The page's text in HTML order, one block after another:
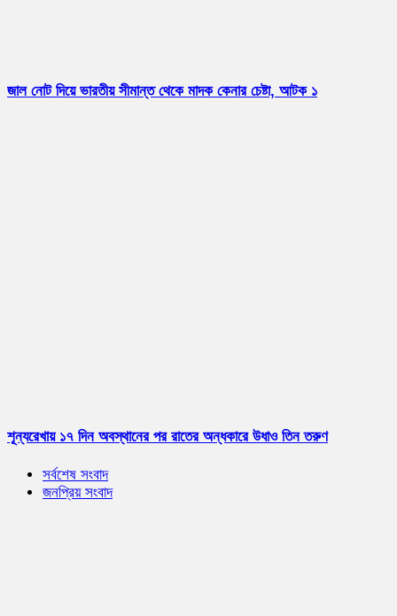
জাল নোট দিয়ে ভারতীয় সীমান্ত থেকে মাদক কেনার চেষ্টা, আটক ১
শূন্যরেখায় ১৭ দিন অবস্থানের পর রাতের অন্ধকারে উধাও তিন তরুণ
সর্বশেষ সংবাদ
জনপ্রিয় সংবাদ